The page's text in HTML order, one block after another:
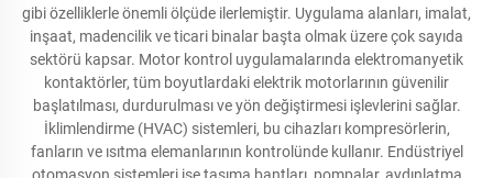
gibi özelliklerle önemli ölçüde ilerlemiştir. Uygulama alanları, imalat,
inşaat, madencilik ve ticari binalar başta olmak üzere çok sayıda
sektörü kapsar. Motor kontrol uygulamalarında elektromanyetik
kontaktörler, tüm boyutlardaki elektrik motorlarının güvenilir
başlatılması, durdurulması ve yön değiştirmesi işlevlerini sağlar.
İklimlendirme (HVAC) sistemleri, bu cihazları kompresörlerin,
fanların ve ısıtma elemanlarının kontrolünde kullanır. Endüstriyel